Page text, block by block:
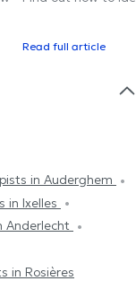
et le
et à vos
vous amène à
à votre vécu
au
Read full article
in Auderghem
in Ixelles
Anderlecht
in Rosières